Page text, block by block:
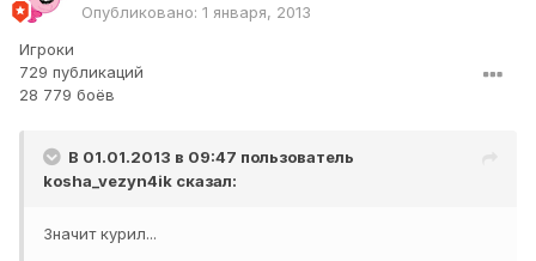
Опубликовано: 1 января, 2013
Игроки
729 публикаций
28 779 боёв
В 01.01.2013 в 09:47 пользователь
kosha_vezyn4ik сказал:
Значит курил...